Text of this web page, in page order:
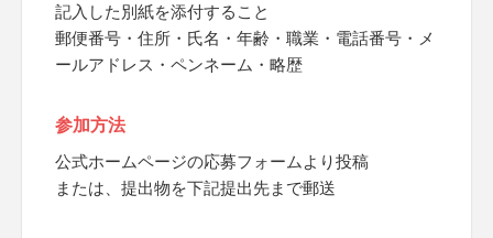
記入した別紙を添付すること
郵便番号・住所・氏名・年齢・職業・電話番号・メ
ールアドレス・ペンネーム・略歴
参加方法
公式ホームページの応募フォームより投稿
または、提出物を下記提出先まで郵送